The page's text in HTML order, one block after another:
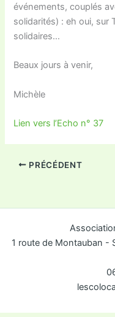
événements, couplés
solidarités) : eh oui, sur
solidaires…
Beaux jours à venir,
Michèle
Lien vers l’Echo n° 37
PRÉCÉDENT
1 route de Montauban -